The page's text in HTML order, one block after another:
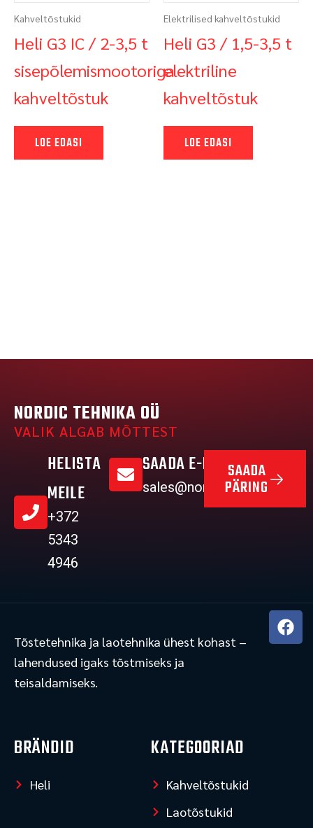
Kahveltõstukid
Heli G3 IC / 2-3,5 t
sisepõlemismootoriga
kahveltõstuk
LOE EDASI
Elektrilised kahveltõstukid
Heli G3 / 1,5-3,5 t
elektriline
kahveltõstuk
LOE EDASI
NORDIC TEHNIKA OÜ
VALIK ALGAB MÕTTEST
HELISTA
MEILE
+372
5343
4946
SAADA E-MAIL
sales@nordictehnika.ee
SAADA
PÄRING
Tõstetehnika ja laotehnika ühest kohast –
lahendused igaks tõstmiseks ja
teisaldamiseks.
F
a
BRÄNDID
Heli
KATEGOORIAD
Kahveltõstukid
Laotõstukid